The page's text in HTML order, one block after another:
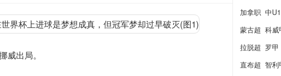
出局。
加拿职 中
蒙古超 科威
拉脱超 罗甲
直布超 智利